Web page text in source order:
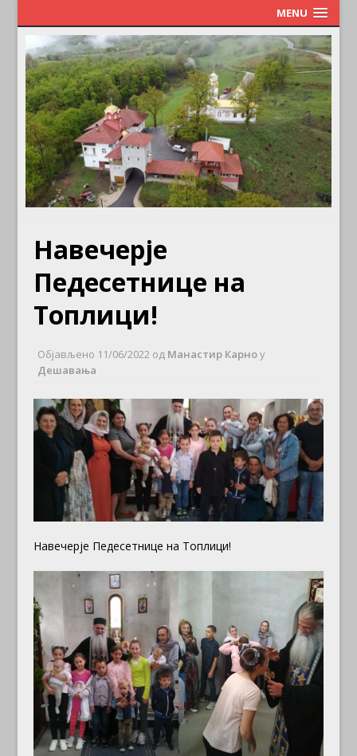
MENU
Навечерје
Педесетнице на
Топлици!
Објављено 11/06/2022 од Манастир Карноу
Дешавања
Навечерје Педесетнице на Топлици!